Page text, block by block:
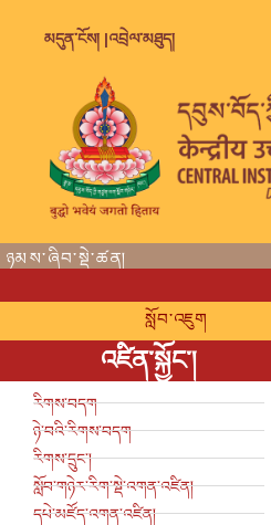
མདུན་ངོས། |འབྲེལ་མཐུད།
ཉམས་ཞིབ་སྡེ་ཚན།
སློབ་འཇུག
འཛིན་སྐྱོང་།
རིགས་བདག
ཉེ་བའི་རིགས་བདག
རིགས་དྲུང་།
སློབ་གཉེར་རིག་སྡེ་འགན་འཛིན།
དཔེ་མཛོད་འགན་འཛིན།